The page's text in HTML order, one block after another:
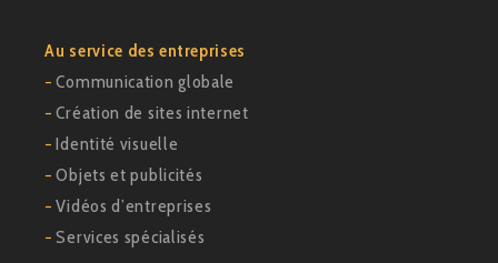
Au service des entreprises
−Communication globale
−Création de sites internet
−Identité visuelle
−Objets et publicités
−Vidéos d’entreprises
−Services spécialisés